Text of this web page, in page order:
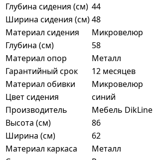
Глубина сидения (см) 44
Ширина сидения (см)48
Материал сидения
Микровелюр
Глубина (см)
58
Материал опор
Металл
Гарантийный срок
12 месяцев
Материал обивки
Микровелюр
Цвет сидения
синий
Производитель
Мебель DikLine
Высота (см)
86
Ширина (см)
62
Материал каркаса
Металл